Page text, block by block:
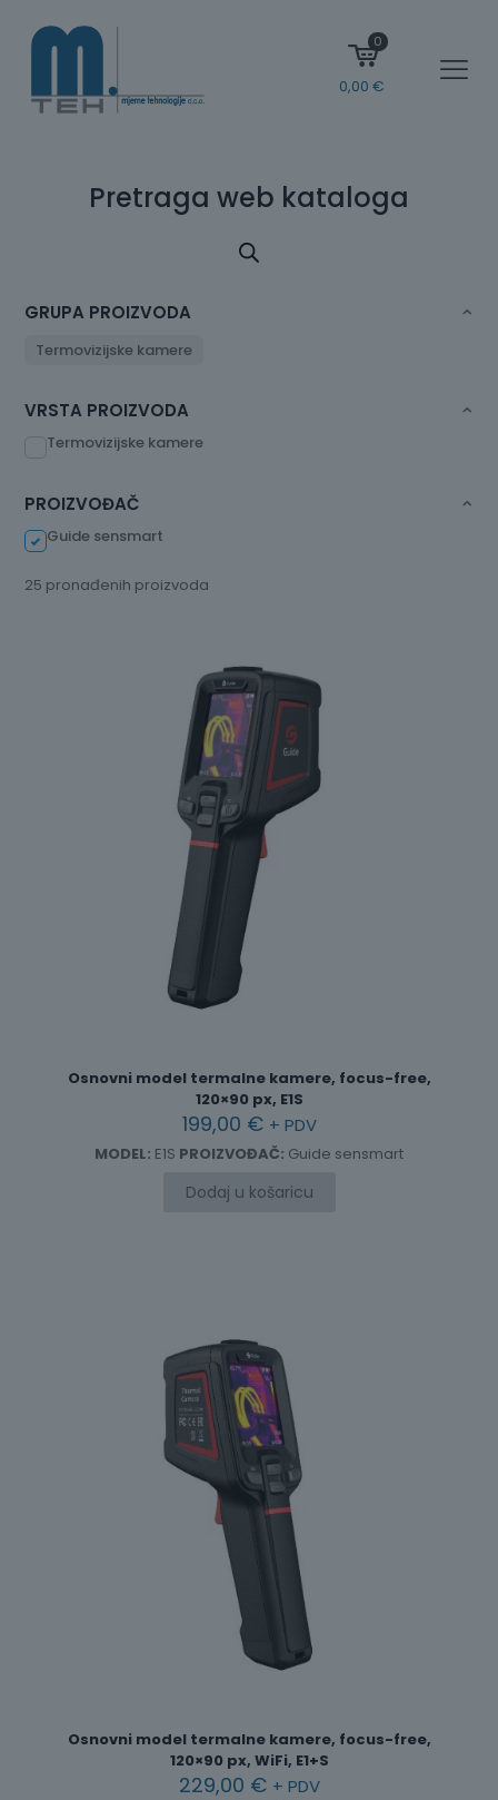
0
0,00 €
Pretraga web kataloga
GRUPA PROIZVODA
Termovizijske kamere
VRSTA PROIZVODA
Termovizijske kamere
PROIZVOĐAČ
Guide sensmart
25 pronađenih proizvoda
Osnovni model termalne kamere, focus-free,
120×90 px, E1S
199,00 € + PDV
MODEL: E1S PROIZVOĐAČ: Guide sensmart
Dodaj u košaricu
Osnovni model termalne kamere, focus-free,
120×90 px, WiFi, E1+S
229,00 € + PDV